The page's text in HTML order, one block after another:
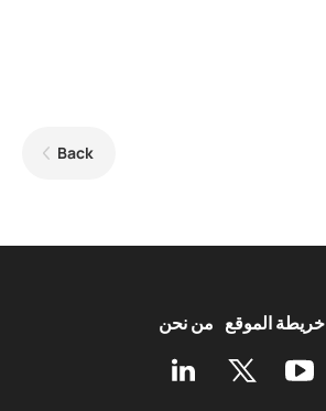
Back
من نحن خريطة الموقع